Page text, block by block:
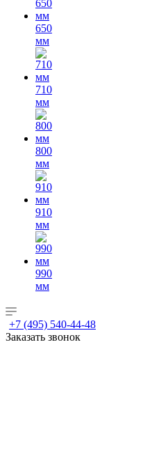
650
мм
710
мм
800
мм
910
мм
990
мм
+7 (495) 540-44-48
Заказать звонок